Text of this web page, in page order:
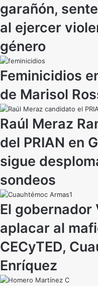
garañón,
al ejercer
género
Feminicidios
de Marisol
Raúl Meraz
del PRIAN en
sigue
sondeos
El gobernador
aplacar al
CECyTED,
Enríquez